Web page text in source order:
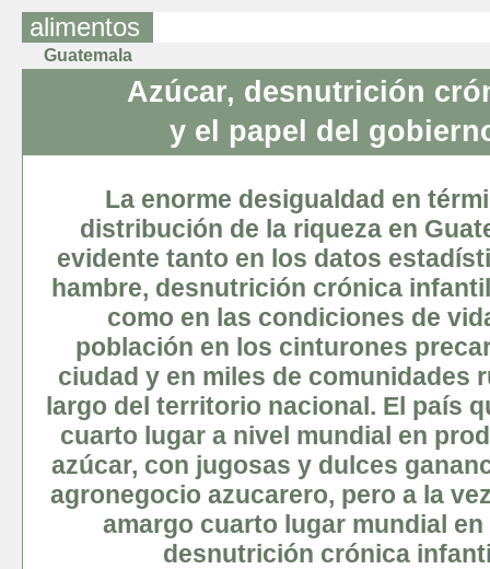
alimentos
Guatemala
Azúcar, desnutrición
y el papel del
La enorme desigualdad en
distribución de la riqueza en
evidente tanto en los datos
hambre, desnutrición crónica
como en las condiciones de
población en los cinturones
ciudad y en miles de comunidades
largo del territorio nacional. El país
cuarto lugar a nivel mundial en
azúcar, con jugosas y dulces
agronegocio azucarero, pero a la
amargo cuarto lugar mundial en
desnutrición crónica